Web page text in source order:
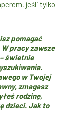
jeśli tylko
pomagać
pracy zawsze
świetnie
w Twojej
zmagasz
rodzinę,
dzieci. Jak to